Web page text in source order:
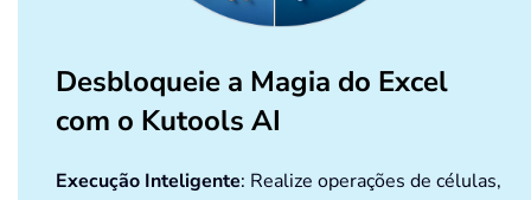
Desbloqueie a Magia do Excel
com o Kutools AI
Execução Inteligente: Realize operações de células,